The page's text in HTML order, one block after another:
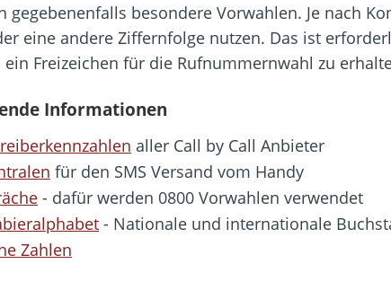
gegebenenfalls besondere Vorwahlen. Je nach
eine andere Ziffernfolge nutzen. Das ist
Freizeichen für die Rufnummernwahl zu
Informationen
aller Call by Call Anbieter
für den SMS Versand vom Handy
- dafür werden 0800 Vorwahlen verwendet
- Nationale und internationale
Zahlen